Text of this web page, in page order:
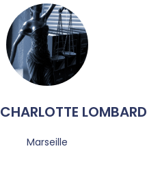
CHARLOTTE LOMBARD
Marseille